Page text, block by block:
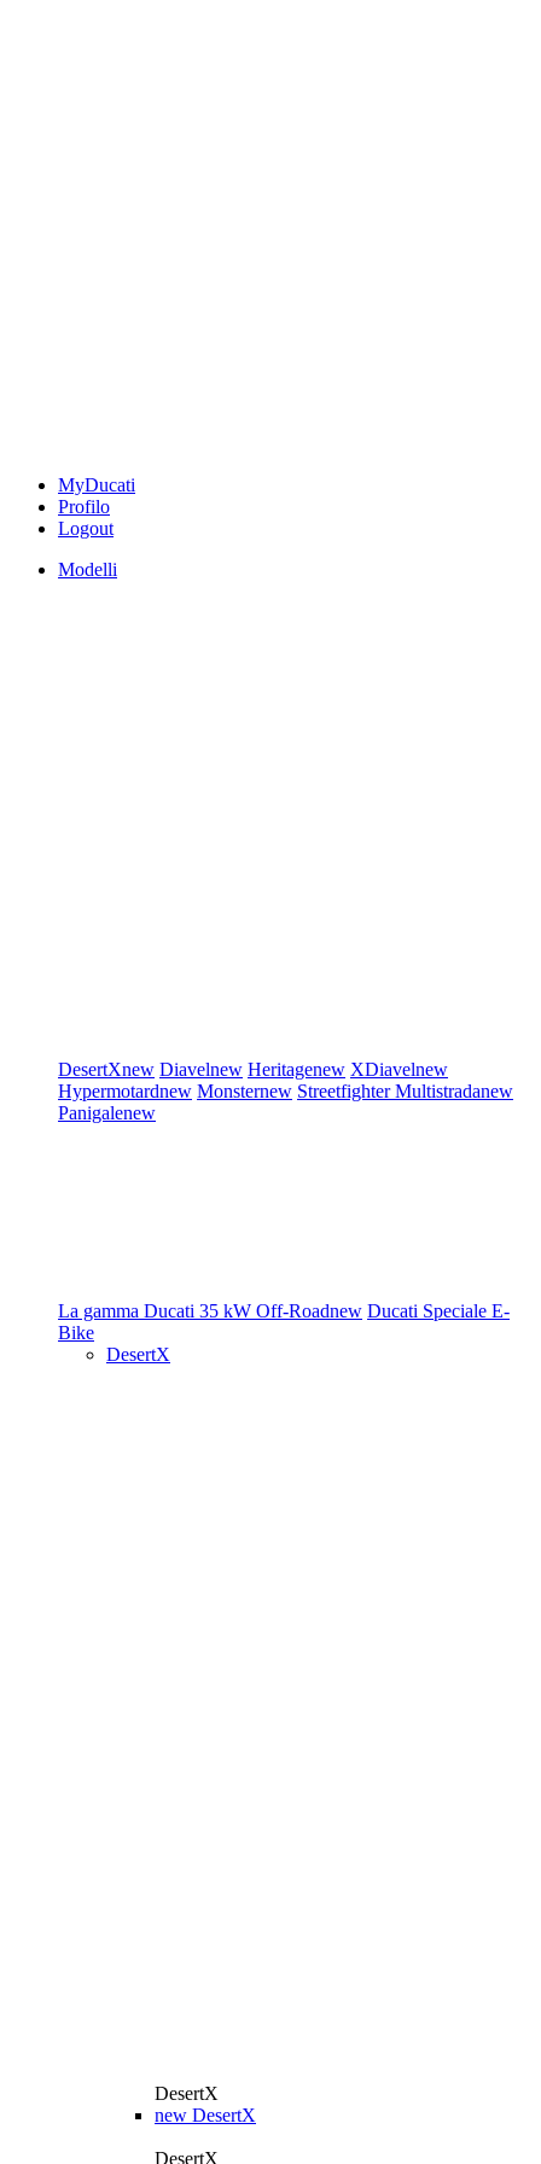
MyDucati
Profilo
Logout
Modelli
DesertXnew Diavelnew Heritagenew XDiavelnew
Hypermotardnew Monsternew StreetfighterMultistradanew
Panigalenew
La gamma Ducati 35 kW Off-Roadnew Ducati Speciale E-
Bike
DesertX
DesertX
new DesertX
DesertX